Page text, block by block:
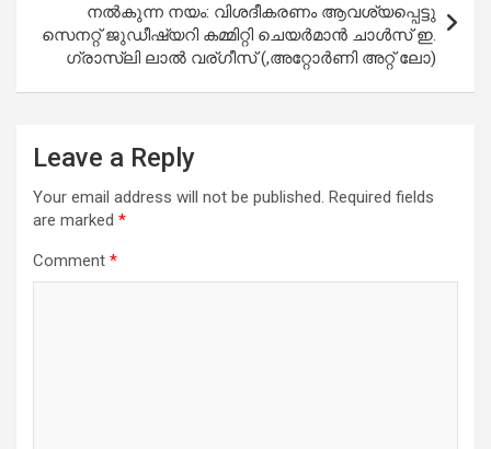
നൽകുന്ന നയം: വിശദീകരണം ആവശ്യപ്പെട്ടു
സെനറ്റ് ജുഡീഷ്യറി കമ്മിറ്റി ചെയർമാൻ ചാൾസ് ഇ.
ഗ്രാസ്ലി ലാൽ വര്ഗീസ് (,അറ്റോർണി അറ്റ് ലോ)
Leave a Reply
Your email address will not be published. Required fields
are marked *
Comment *